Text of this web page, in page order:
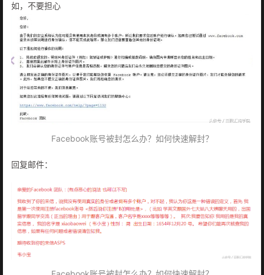
如，不要担心
Facebook账号被封怎么办？如何快速解封？
回复邮件：